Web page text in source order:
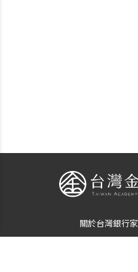
關於台灣銀行家